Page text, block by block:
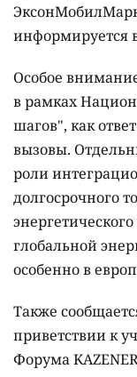
информируется
Особое
в рамках
шагов", как
вызовы.
роли
долгосрочного
глобальной
особенно в
Также
приветствии к
Форума